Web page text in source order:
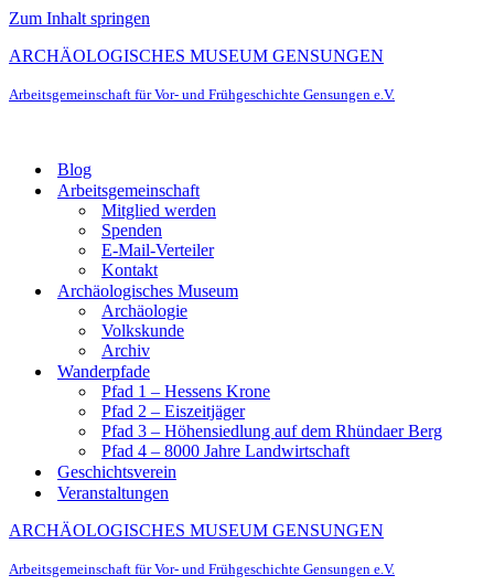
Zum Inhalt springen
ARCHÄOLOGISCHES MUSEUM GENSUNGEN
Arbeitsgemeinschaft für Vor- und Frühgeschichte Gensungen e.V.
Blog
Arbeitsgemeinschaft
Mitglied werden
Spenden
E-Mail-Verteiler
Kontakt
Archäologisches Museum
Archäologie
Volkskunde
Archiv
Wanderpfade
Pfad 1 – Hessens Krone
Pfad 2 – Eiszeitjäger
Pfad 3 – Höhensiedlung auf dem Rhündaer Berg
Pfad 4 – 8000 Jahre Landwirtschaft
Geschichtsverein
Veranstaltungen
ARCHÄOLOGISCHES MUSEUM GENSUNGEN
Arbeitsgemeinschaft für Vor- und Frühgeschichte Gensungen e.V.